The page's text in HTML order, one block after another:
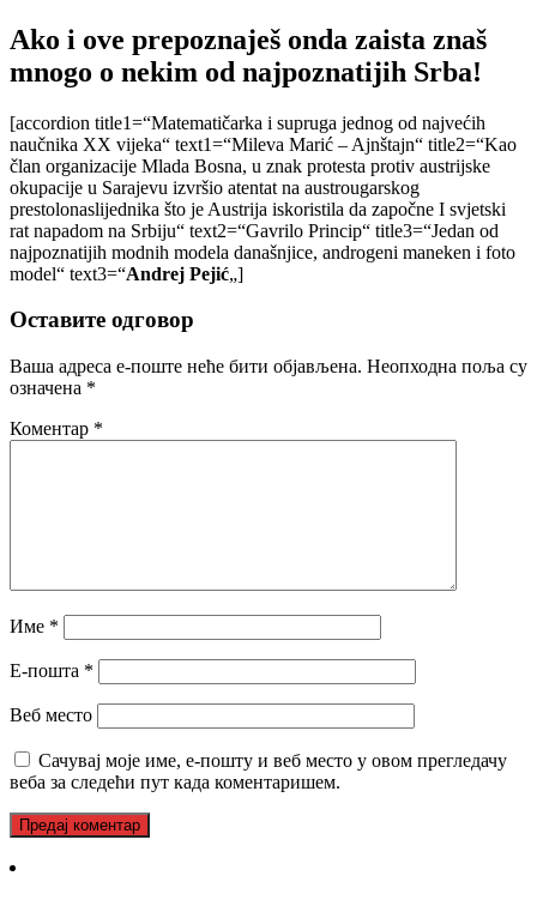
Ako i ove prepoznaješ onda zaista znaš
mnogo o nekim od najpoznatijih Srba!
[accordion title1=“Matematičarka i supruga jednog od najvećih
naučnika XX vijeka“ text1=“Mileva Marić – Ajnštajn“ title2=“Kao
član organizacije Mlada Bosna, u znak protesta protiv austrijske
okupacije u Sarajevu izvršio atentat na austrougarskog
prestolonaslijednika što je Austrija iskoristila da započne I svjetski
rat napadom na Srbiju“ text2=“Gavrilo Princip“ title3=“Jedan od
najpoznatijih modnih modela današnjice, androgeni maneken i foto
model“ text3=“Andrej Pejić„]
Оставите одговор
Ваша адреса е-поште неће бити објављена. Неопходна поља су
означена *
Коментар *
Име *
Е-пошта *
Веб место
Сачувај моје име, е-пошту и веб место у овом прегледачу
веба за следећи пут када коментаришем.